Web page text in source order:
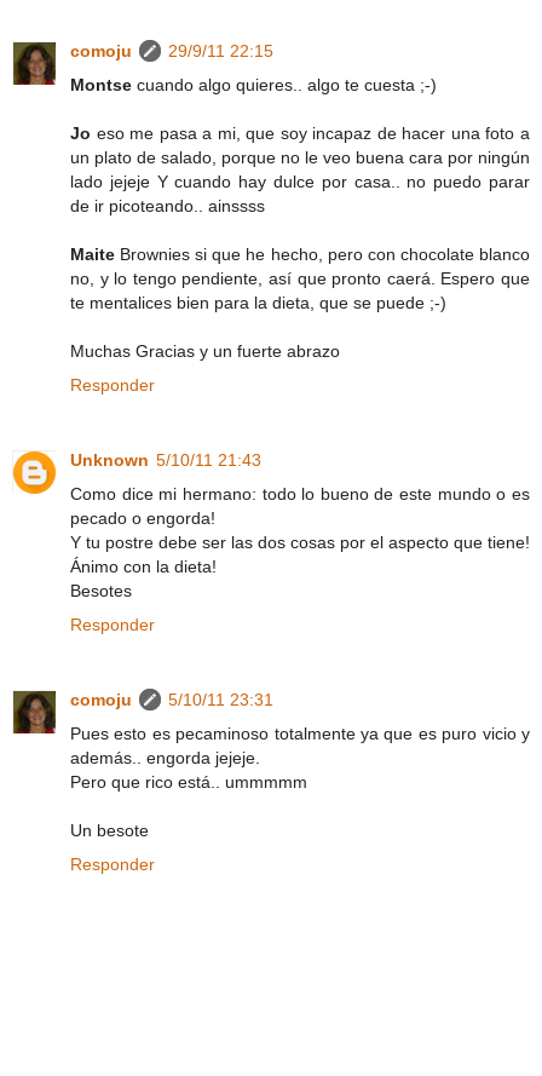
comoju
29/9/11 22:15
Montse cuando algo quieres.. algo te cuesta ;-)
Jo eso me pasa a mi, que soy incapaz de hacer una foto a
un plato de salado, porque no le veo buena cara por ningún
lado jejeje Y cuando hay dulce por casa.. no puedo parar
de ir picoteando.. ainssss
Maite Brownies si que he hecho, pero con chocolate blanco
no, y lo tengo pendiente, así que pronto caerá. Espero que
te mentalices bien para la dieta, que se puede ;-)
Muchas Gracias y un fuerte abrazo
Responder
Unknown 5/10/11 21:43
Como dice mi hermano: todo lo bueno de este mundo o es
pecado o engorda!
Y tu postre debe ser las dos cosas por el aspecto que tiene!
Ánimo con la dieta!
Besotes
Responder
comoju
5/10/11 23:31
Pues esto es pecaminoso totalmente ya que es puro vicio y
además.. engorda jejeje.
Pero que rico está.. ummmmm
Un besote
Responder